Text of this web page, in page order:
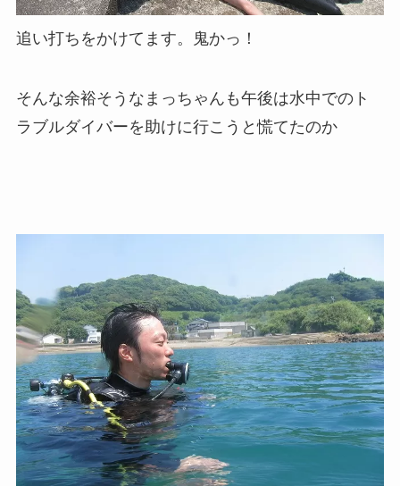
追い打ちをかけてます。鬼かっ！
そんな余裕そうなまっちゃんも午後は水中でのト
ラブルダイバーを助けに行こうと慌てたのか